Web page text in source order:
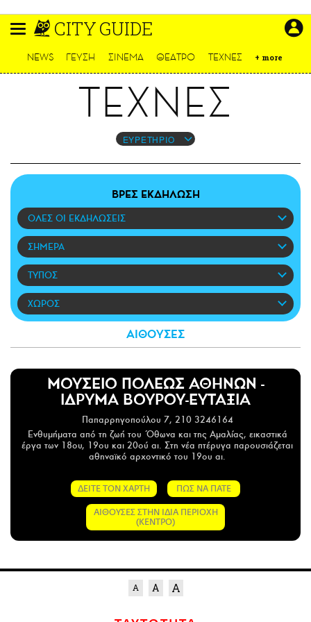
περιεχόμενο
CITY GUIDE
LIFO SHOP
NEWSLETTER
ΜΙΚΡΟΠΡΑΓΜΑΤΑ
THE GOOD LIFO
LIFOLAND
CITY GUIDE
ΕΙΔΗΣΕΙΣ
CULTURE
ΑΠΟΨΕΙΣ
ΤΡΟΠΟΣ ΖΩΗΣ
NEWS ΓΕΥΣΗ ΣΙΝΕΜΑ ΘΕΑΤΡΟ ΤΕΧΝΕΣ + more
ΤΕΧΝΕΣ
ΕΥΡΕΤΗΡΙΟ
ΒΡΕΣ ΕΚΔΗΛΩΣΗ
ΟΛΕΣ ΟΙ ΕΚΔΗΛΩΣΕΙΣ
ΣΗΜΕΡΑ
ΤΥΠΟΣ
ΧΩΡΟΣ
ΑΙΘΟΥΣΕΣ
ΜΟΥΣΕΙΟ ΠΟΛΕΩΣ ΑΘΗΝΩΝ -
ΙΔΡΥΜΑ ΒΟΥΡΟΥ-ΕΥΤΑΞΙΑ
Παπαρρηγοπούλου 7, 210 3246164
Ενθυμήματα από τη ζωή του Όθωνα και της Αμαλίας, εικαστικά
έργα των 18ου, 19ου και 20ού αι. Στη νέα πτέρυγα παρουσιάζεται
αθηναϊκό αρχοντικό του 19ου αι.
ΔΕΙΤΕ ΤΟΝ ΧΑΡΤΗ ΠΩΣ ΝΑ ΠΑΤΕ
ΑΙΘΟΥΣΕΣ ΣΤΗΝ ΙΔΙΑ ΠΕΡΙΟΧΗ
(ΚΕΝΤΡΟ)